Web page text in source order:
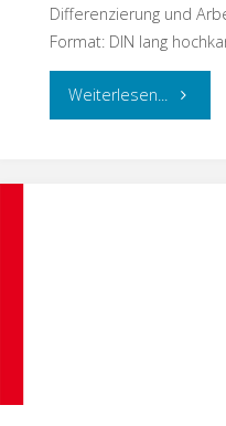
Differenzierung und
Format: DIN lang
Weiterlesen... "Flyer